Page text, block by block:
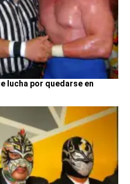
lucha por quedarse en